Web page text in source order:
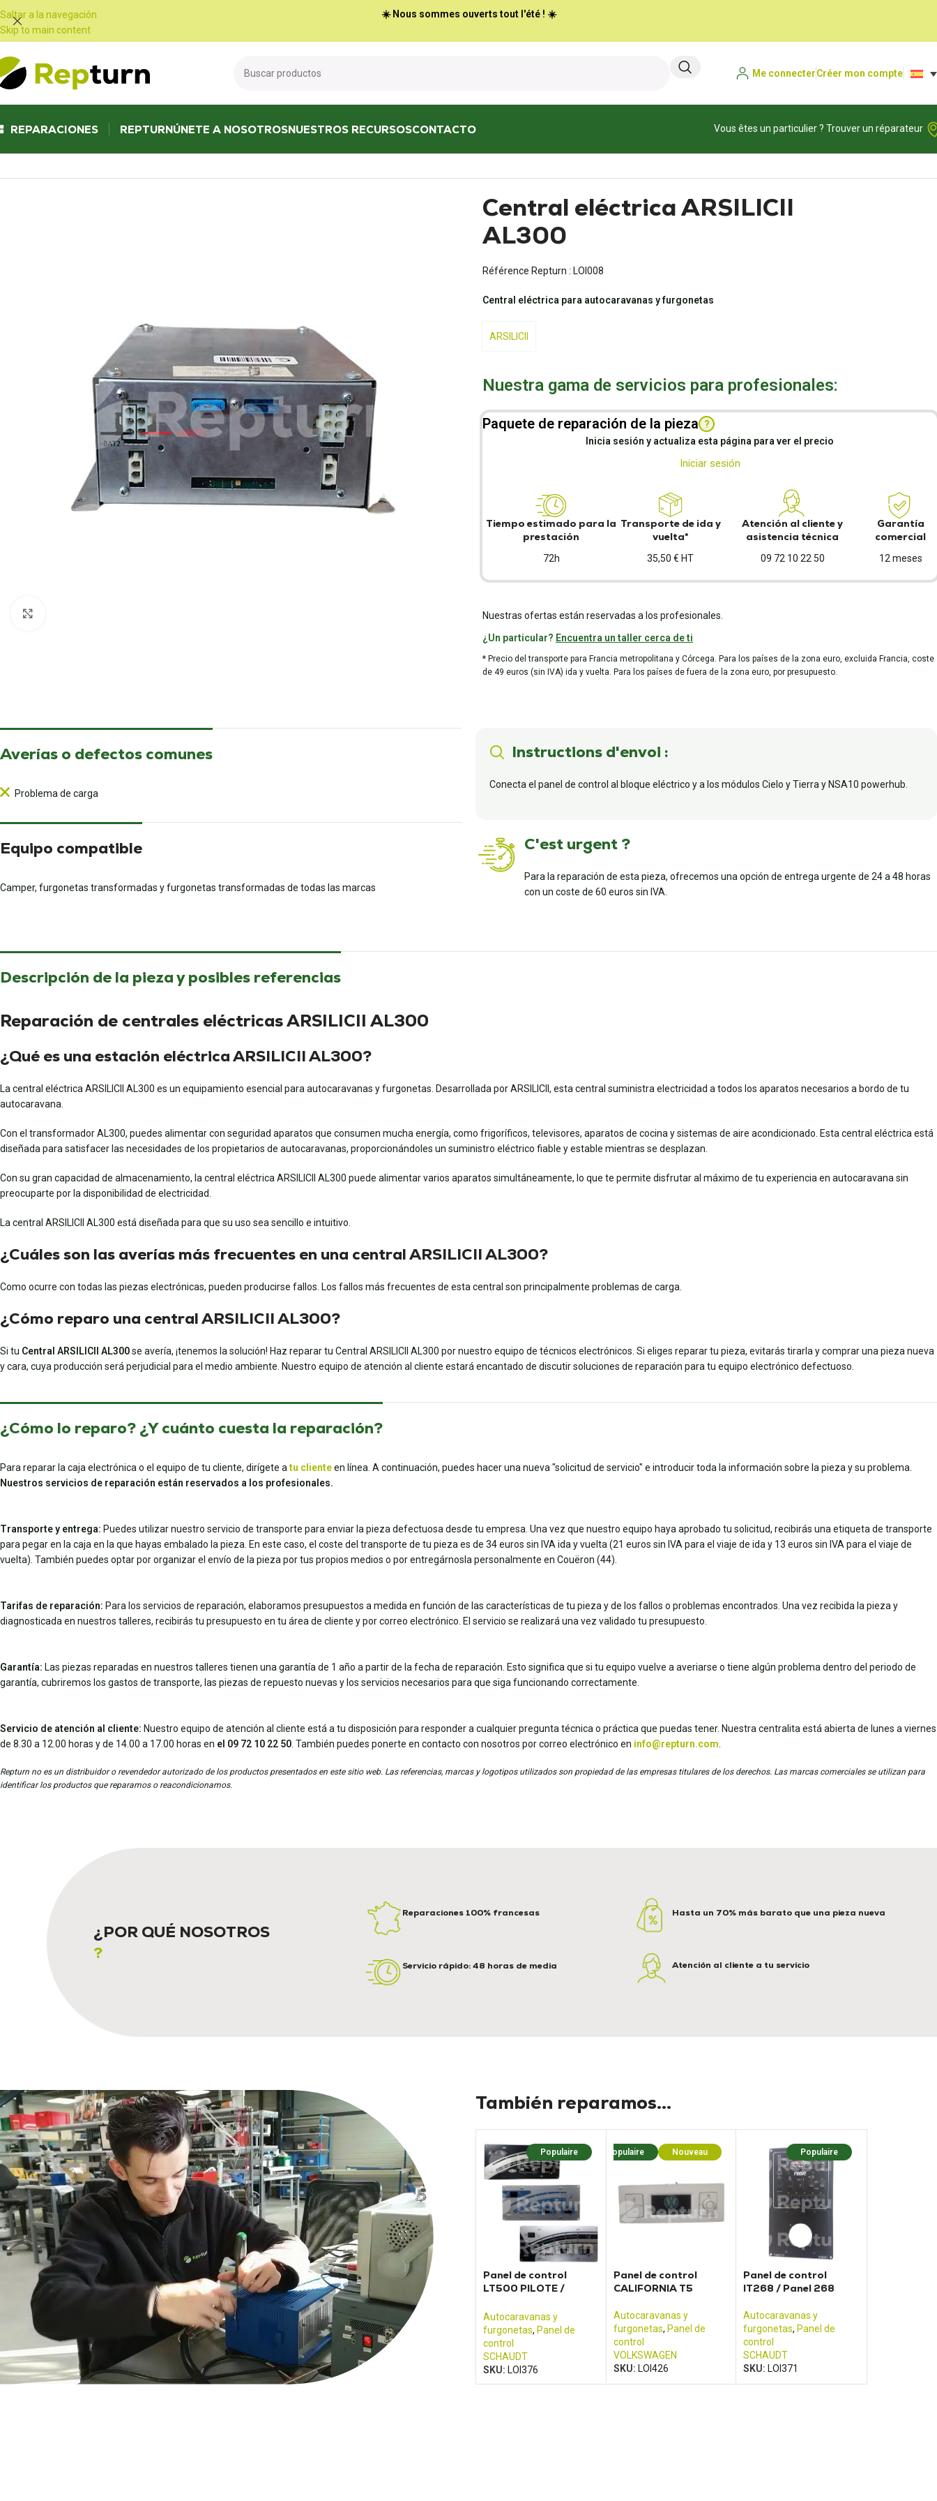
Saltar a la navegación
Skip to main content
☀️ Nous sommes ouverts tout l'été ! ☀️
Me connecterCréer mon compte
REPARACIONES REPTURNÚNETE A NOSOTROSNUESTROS RECURSOSCONTACTO
Vous êtes un particulier ? Trouver un réparateur
Central eléctrica ARSILICII
AL300
Référence Repturn : LOI008
Central eléctrica para autocaravanas y furgonetas
ARSILICII
Nuestra gama de servicios para profesionales:
Paquete de reparación de la pieza ?
Inicia sesión y actualiza esta página para ver el precio
Iniciar sesión
Tiempo estimado para la
prestación
72h
Transporte de ida y
vuelta*
35,50 € HT
Atención al cliente y
asistencia técnica
09 72 10 22 50
Garantía
comercial
12 meses
Nuestras ofertas están reservadas a los profesionales.
¿Un particular? Encuentra un taller cerca de ti
* Precio del transporte para Francia metropolitana y Córcega. Para los países de la zona euro, excluida Francia, coste
de 49 euros (sin IVA) ida y vuelta. Para los países de fuera de la zona euro, por presupuesto.
Averías o defectos comunes
Problema de carga
Equipo compatible
Camper, furgonetas transformadas y furgonetas transformadas de todas las marcas
Instructions d'envoi :
Conecta el panel de control al bloque eléctrico y a los módulos Cielo y Tierra y NSA10 powerhub.
C'est urgent ?
Para la reparación de esta pieza, ofrecemos una opción de entrega urgente de 24 a 48 horas
con un coste de 60 euros sin IVA.
Descripción de la pieza y posibles referencias
Reparación de centrales eléctricas ARSILICII AL300
¿Qué es una estación eléctrica ARSILICII AL300?
La central eléctrica ARSILICII AL300 es un equipamiento esencial para autocaravanas y furgonetas. Desarrollada por ARSILICII, esta central suministra electricidad a todos los aparatos necesarios a bordo de tu
autocaravana.
Con el transformador AL300, puedes alimentar con seguridad aparatos que consumen mucha energía, como frigoríficos, televisores, aparatos de cocina y sistemas de aire acondicionado. Esta central eléctrica está
diseñada para satisfacer las necesidades de los propietarios de autocaravanas, proporcionándoles un suministro eléctrico fiable y estable mientras se desplazan.
Con su gran capacidad de almacenamiento, la central eléctrica ARSILICII AL300 puede alimentar varios aparatos simultáneamente, lo que te permite disfrutar al máximo de tu experiencia en autocaravana sin
preocuparte por la disponibilidad de electricidad.
La central ARSILICII AL300 está diseñada para que su uso sea sencillo e intuitivo.
¿Cuáles son las averías más frecuentes en una central ARSILICII AL300?
Como ocurre con todas las piezas electrónicas, pueden producirse fallos. Los fallos más frecuentes de esta central son principalmente problemas de carga.
¿Cómo reparo una central ARSILICII AL300?
Si tu Central ARSILICII AL300se avería, ¡tenemos la solución! Haz reparar tu Central ARSILICII AL300 por nuestro equipo de técnicos electrónicos. Si eliges reparar tu pieza, evitarás tirarla y comprar una pieza nueva
y cara, cuya producción será perjudicial para el medio ambiente. Nuestro equipo de atención al cliente estará encantado de discutir soluciones de reparación para tu equipo electrónico defectuoso.
¿Cómo lo reparo? ¿Y cuánto cuesta la reparación?
Para reparar la caja electrónica o el equipo de tu cliente, dirígete atu clienteen línea. A continuación, puedes hacer una nueva "solicitud de servicio" e introducir toda la información sobre la pieza y su problema.
Nuestros servicios de reparación están reservados a los profesionales.
Transporte y entrega: Puedes utilizar nuestro servicio de transporte para enviar la pieza defectuosa desde tu empresa. Una vez que nuestro equipo haya aprobado tu solicitud, recibirás una etiqueta de transporte
para pegar en la caja en la que hayas embalado la pieza. En este caso, el coste del transporte de tu pieza es de 34 euros sin IVA ida y vuelta (21 euros sin IVA para el viaje de ida y 13 euros sin IVA para el viaje de
vuelta). También puedes optar por organizar el envío de la pieza por tus propios medios o por entregárnosla personalmente en Couëron (44).
Tarifas de reparación: Para los servicios de reparación, elaboramos presupuestos a medida en función de las características de tu pieza y de los fallos o problemas encontrados. Una vez recibida la pieza y
diagnosticada en nuestros talleres, recibirás tu presupuesto en tu área de cliente y por correo electrónico. El servicio se realizará una vez validado tu presupuesto.
Garantía: Las piezas reparadas en nuestros talleres tienen una garantía de 1 año a partir de la fecha de reparación. Esto significa que si tu equipo vuelve a averiarse o tiene algún problema dentro del periodo de
garantía, cubriremos los gastos de transporte, las piezas de repuesto nuevas y los servicios necesarios para que siga funcionando correctamente.
Servicio de atención al cliente: Nuestro equipo de atención al cliente está a tu disposición para responder a cualquier pregunta técnica o práctica que puedas tener. Nuestra centralita está abierta de lunes a viernes
de 8.30 a 12.00 horas y de 14.00 a 17.00 horas en el 09 72 10 22 50 . También puedes ponerte en contacto con nosotros por correo electrónico en info@repturn.com
Repturn no es un distribuidor o revendedor autorizado de los productos presentados en este sitio web. Las referencias, marcas y logotipos utilizados son propiedad de las empresas titulares de los derechos. Las marcas comerciales se utilizan para
identificar los productos que reparamos o reacondicionamos.
¿POR QUÉ NOSOTROS
?
Reparaciones 100% francesas
Servicio rápido: 48 horas de media
Hasta un 70% más barato que una pieza nueva
Atención al cliente a tu servicio
También reparamos...
Populaire
Panel de control
LT500 PILOTE /
Autocaravanas y
furgonetas, Panel de
control
SCHAUDT
SKU: LOI376
Populaire Nouveau
Panel de control
CALIFORNIA T5
Autocaravanas y
furgonetas, Panel de
control
VOLKSWAGEN
SKU: LOI426
Populaire
Panel de control
IT268 / Panel 268
Autocaravanas y
furgonetas, Panel de
control
SCHAUDT
SKU: LOI371